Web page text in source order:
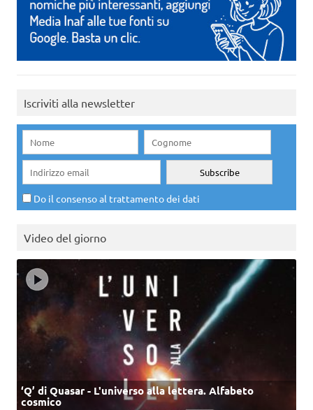
Iscriviti alla newsletter
Do il consenso al trattamento dei dati
Video del giorno
‘Q’ di Quasar - L'universo alla lettera. Alfabeto
cosmico